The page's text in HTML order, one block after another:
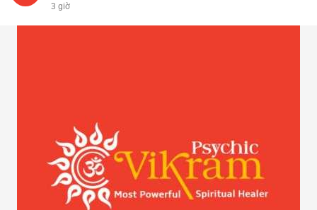
3 giờ